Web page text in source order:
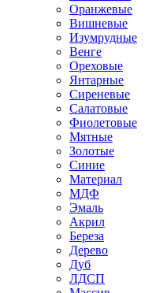
Оранжевые
Вишневые
Изумрудные
Венге
Ореховые
Янтарные
Сиреневые
Салатовые
Фиолетовые
Мятные
Золотые
Синие
Материал
МДФ
Эмаль
Акрил
Береза
Дерево
Дуб
ЛДСП